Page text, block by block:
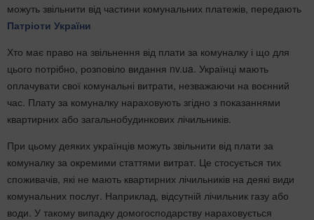
можуть звільнити від частини комунальних платежів, передають
Патріоти України
Хто має право на звільнення від плати за комуналку і що для
цього потрібно, розповіло видання nv.ua. Українці мають
оплачувати свої комунальні витрати, незважаючи на воєнний
час. Плату за комуналку нараховують згідно з показаннями
квартирних або загальнобудинкових лічильників.
При цьому деяких українців можуть звільнити від плати за
комуналку за окремими статтями витрат. Це стосується тих
споживачів, які не мають квартирних лічильників на деякі види
комунальних послуг. Наприклад, відсутній лічильник газу або
води. У такому випадку домогосподарству нараховується